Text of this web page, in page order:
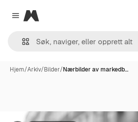
Close menu
Magnific
Hjem/Arkiv/Bilder/Nærbilder av markedb…